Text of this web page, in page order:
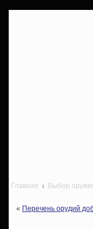
Главная Выбор
« Перечень орудий